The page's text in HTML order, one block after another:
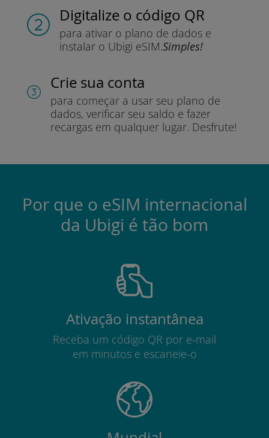
Digitalize o código QR
para ativar o plano de dados e
instalar o Ubigi eSIM.Simples!
Crie sua conta
para começar a usar seu plano de
dados, verificar seu saldo e fazer
recargas em qualquer lugar. Desfrute!
Por que o eSIM internacional
da Ubigi é tão bom
Ativação instantânea
Receba um código QR por e-mail
em minutos e escaneie-o